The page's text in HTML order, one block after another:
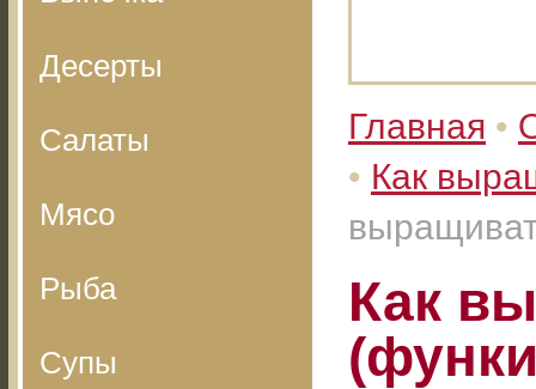
Десерты
Салаты
Мясо
Рыба
Супы
Главная •
• Как
Как